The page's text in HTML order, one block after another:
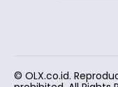
© OLX.co.id.